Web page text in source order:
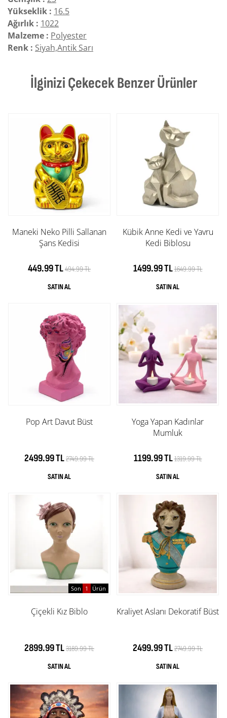
Yükseklik : 16.5
Ağırlık : 1022
Malzeme : Polyester
Renk : Siyah,Antik Sarı
İlginizi Çekecek Benzer Ürünler
Maneki Neko Pilli Sallanan
Şans Kedisi
449.99 TL494.99 TL
Kübik Anne Kedi ve Yavru
Kedi Biblosu
1499.99 TL1649.99 TL
Pop Art Davut Büst
2499.99 TL2749.99 TL
Yoga Yapan Kadınlar
Mumluk
1199.99 TL1319.99 TL
Son 1 Ürün
Çiçekli Kız Biblo
2899.99 TL3189.99 TL
Kraliyet Aslanı Dekoratif Büst
2499.99 TL2749.99 TL